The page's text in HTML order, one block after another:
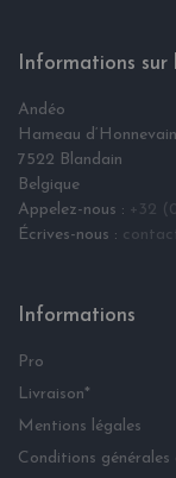
Informations sur
Andéo
Hameau
7522 Blandain
Belgique
Appelez-nous : +32
Écrives-nous :
Informations
Pro
Livraison*
Mentions légales
Conditions générales